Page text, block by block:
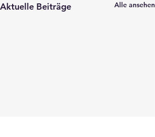
Aktuelle Beiträge Alle ansehen